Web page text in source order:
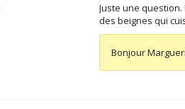
Juste une
des beignes qui
Bonjour